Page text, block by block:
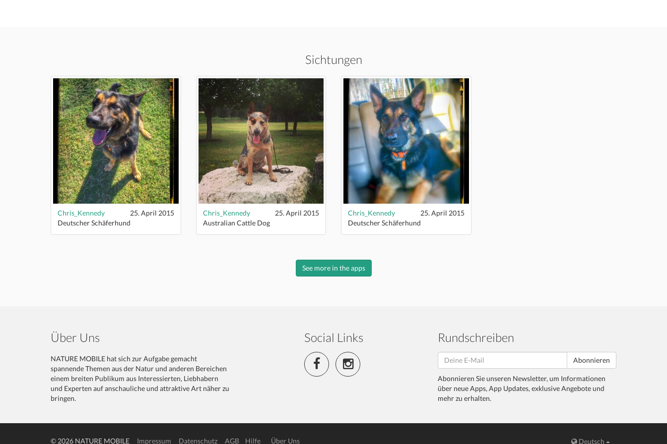
Sichtungen
Chris_Kennedy
25. April 2015
Deutscher Schäferhund
Chris_Kennedy
25. April 2015
Australian Cattle Dog
Chris_Kennedy
25. April 2015
Deutscher Schäferhund
See more in the apps
Über Uns
NATURE MOBILE hat sich zur Aufgabe gemacht
spannende Themen aus der Natur und anderen Bereichen
einem breiten Publikum aus Interessierten, Liebhabern
und Experten auf anschauliche und attraktive Art näher zu
bringen.
Social Links Rundschreiben
Abonnieren
Abonnieren Sie unseren Newsletter, um Informationen
über neue Apps, App Updates, exklusive Angebote und
mehr zu erhalten.
© 2026 NATURE MOBILE Impressum Datenschutz AGB Hilfe Über Uns Deutsch